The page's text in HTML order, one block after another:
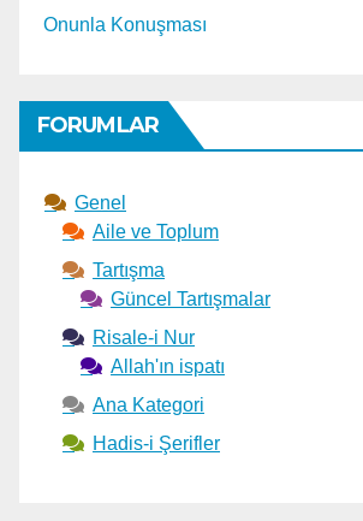
Onunla Konuşması
FORUMLAR
Genel
Aile ve Toplum
Tartışma
Güncel Tartışmalar
Risale-i Nur
Allah'ın ispatı
Ana Kategori
Hadis-i Şerifler